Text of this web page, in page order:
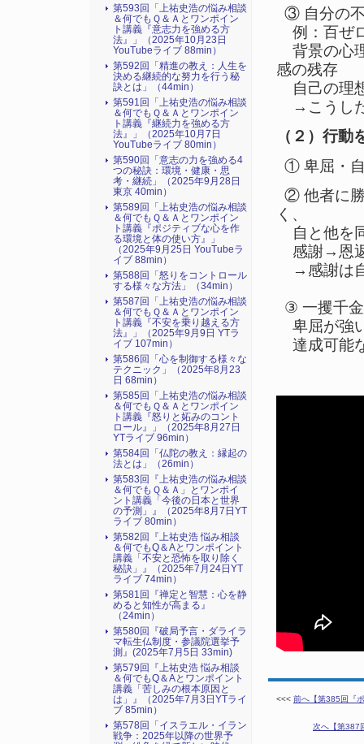
③ 自分の
例：百ぜ
背景の心
感の残存
自己の理
→こうした
（２）行動
① 卑屈・
② 他者に
く、
自と他を
感謝→恩返
→感謝は自
③ 一攫千
卑屈が強
達成可能
<<< 前へ【第385回『
次へ【第387
第593回「上祐史浩の悩み相談
＆何でもＱ＆Ａとワンポイン
ト講義『意志力を強める方
法』​」（2025年10月23日
YouTubeライブ 88min）
第592回「精進の教え：人生を
決める継続的な努力を行う秘
訣とは」（44min）
第591回「上祐史浩の悩み相談
＆何でもＱ＆Ａとワンポイン
ト講義『継続力を強める方
法』​」（2025年10月7日
YouTubeライブ 80min）
第590回「意志の力を強める4
つの秘訣：環境・健康・思
考・継続」（2025年9月28日
東京 40min）
第589回「上祐史浩の悩み相談
＆何でもＱ＆Ａとワンポイン
ト講義『ポジティブな心を作
る環境と体の使い方』​」
（2025年9月25日 YouTubeラ
イブ 88min）
第588回「怒りをコントロール
する様々な方法」（34min）
第587回「上祐史浩の悩み相談
＆何でもＱ＆Ａとワンポイン
ト講義『不安を乗り越える方
法』​」（2025年9月9日 YTラ
イブ 107min）
第586回「心を制御する様々な
テクニック」（2025年8月23
日 68min）
第585回「上祐史浩の悩み相談
＆何でもＱ＆Ａとワンポイン
ト講義『怒りと妬みのコント
ロール』​」（2025年8月27日
YTライブ 96min）
第584回「仏陀の教え：縁起の
法とは」（26min）
第583回『上祐史浩の悩み相談
＆何でもＱ＆Ａ」とワンポイ
ント講義「今後の日本と世界
の予測」』（2025年8月7日YT
ライブ 80min）
第582回『上祐史浩 悩み相談
＆何でもQ＆Aとワンポイント
講義「不安と恐怖を取り除く
秘訣」』（2025年7月24日YT
ライブ 74min）
第581回『禅定と智慧：心を静
めると知性が高まる』
（24min）
第580回『破局予言・ダライラ
マ転生仏制度・参議院選挙予
測』(2025年7月5日 33min)
第579回『上祐史浩 悩み相談
＆何でもQ＆Aとワンポイント
講義「苦しみの根本原因と
は」』（2025年7月3日YTライ
ブ 85min）
第578回「イスラエル・イラン
戦争：2025年以降の世界予